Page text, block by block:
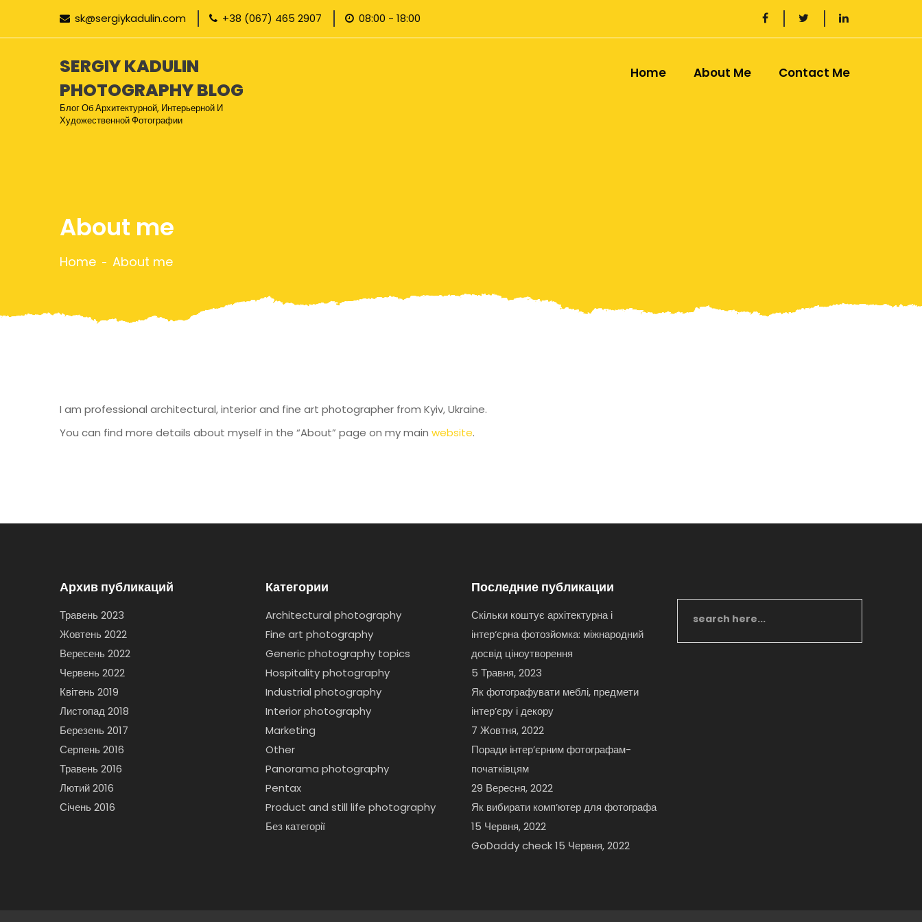
sk@sergiykadulin.com +38 (067) 465 2907 08:00 - 18:00
SERGIY KADULIN
PHOTOGRAPHY BLOG
Блог Об Архитектурной, Интерьерной И
Художественной Фотографии
Home About Me Contact Me
About me
Home About me
I am professional architectural, interior and fine art photographer from Kyiv, Ukraine.
You can find more details about myself in the “About” page on my main website.
Архив публикаций
Травень 2023
Жовтень 2022
Вересень 2022
Червень 2022
Квітень 2019
Листопад 2018
Березень 2017
Серпень 2016
Травень 2016
Лютий 2016
Січень 2016
Категории
Architectural photography
Fine art photography
Generic photography topics
Hospitality photography
Industrial photography
Interior photography
Marketing
Other
Panorama photography
Pentax
Product and still life photography
Без категорії
Последние публикации
Скільки коштує архітектурна і
інтер‘єрна фотозйомка: міжнародний
досвід ціноутворення
5 Травня, 2023
Як фотографувати меблі, предмети
інтер’єру і декору
7 Жовтня, 2022
Поради інтер’єрним фотографам-
початківцям
29 Вересня, 2022
Як вибирати комп’ютер для фотографа
15 Червня, 2022
GoDaddy check15 Червня, 2022